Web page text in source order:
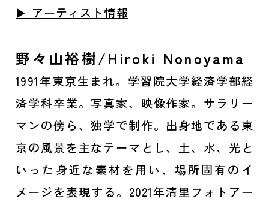
▶ アーティスト情報
野々山裕樹/Hiroki Nonoyama
1991年東京生まれ。学習院大学経済学部経
済学科卒業。写真家、映像作家。サラリー
マンの傍ら、独学で制作。出身地である東
京の風景を主なテーマとし、土、水、光と
いった身近な素材を用い、場所固有のイ
メージを表現する。2021年清里フォトアー